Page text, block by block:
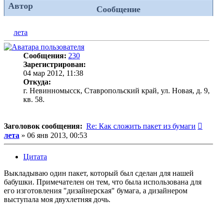
Автор Сообщение
лета
Сообщения: 230
Зарегистрирован:
04 мар 2012, 11:38
Откуда:
г. Невинномысск, Ставропольский край, ул. Новая, д. 9,
кв. 58.
Заголовок сообщения: Re: Как сложить пакет из бумаги
лета » 06 янв 2013, 00:53
Цитата
Выкладываю один пакет, который был сделан для нашей
бабушки. Примечателен он тем, что была использована для
его изготовления "дизайнерская" бумага, а дизайнером
выступала моя двухлетняя дочь.